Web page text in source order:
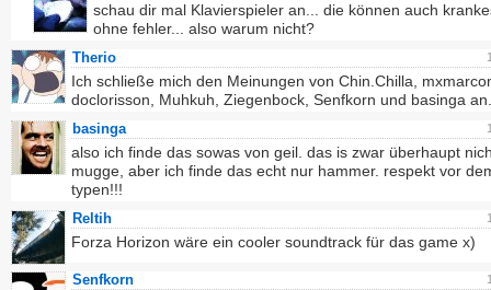
schau dir mal Klavierspieler an... die können auch
ohne fehler... also warum nicht?
Therio
Ich schließe mich den Meinungen von Chin.Chilla,
doclorisson, Muhkuh, Ziegenbock, Senfkorn und basinga an.
basinga
also ich finde das sowas von geil. das is zwar überhaupt
mugge, aber ich finde das echt nur hammer. respekt vor
typen!!!
Reltih
Forza Horizon wäre ein cooler soundtrack für das game x)
Senfkorn